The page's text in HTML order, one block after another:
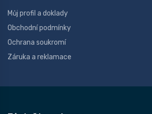
Můj profil a doklady
Obchodní podmínky
Ochrana soukromí
Záruka a reklamace